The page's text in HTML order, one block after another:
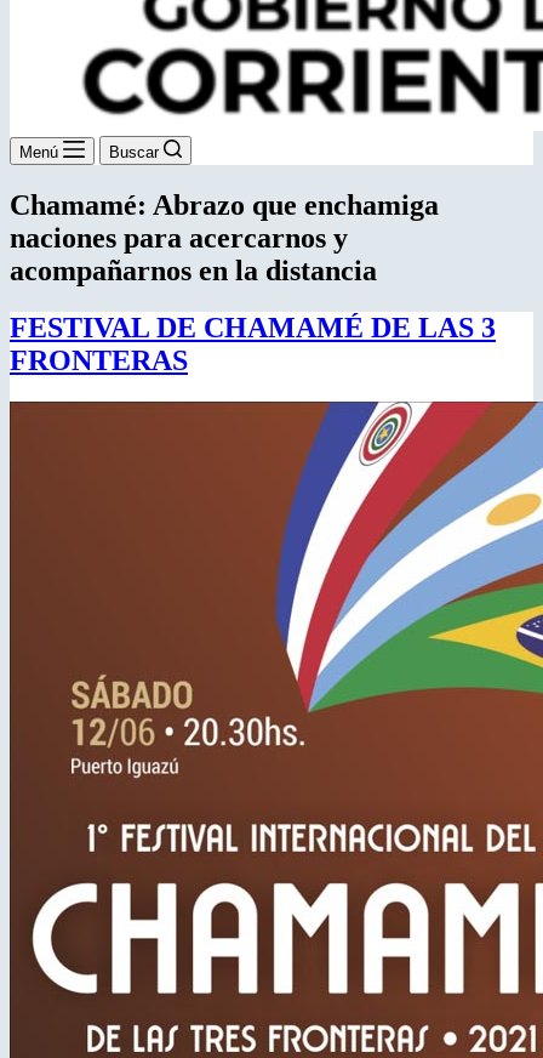
Menú Buscar
Chamamé: Abrazo que enchamiga
naciones para acercarnos y
acompañarnos en la distancia
FESTIVAL DE CHAMAMÉ DE LAS 3
FRONTERAS